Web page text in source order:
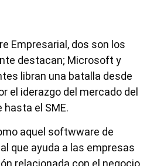
Empresarial, dos son los
destacan; Microsoft y
libran una batalla desde
el iderazgo del mercado del
hasta el SME.
aquel softwware de
que ayuda a las empresas